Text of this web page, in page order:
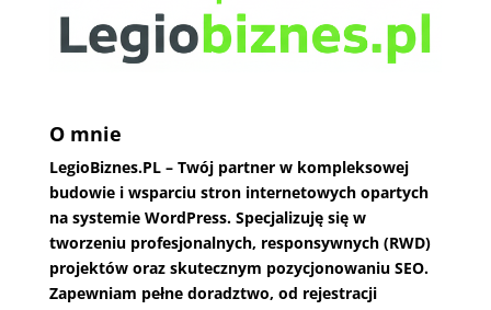
O mnie
LegioBiznes.PL– Twój partner w kompleksowej
budowie i wsparciu stron internetowych opartych
na systemie WordPress. Specjalizuję się w
tworzeniu profesjonalnych, responsywnych (RWD)
projektów oraz skutecznym pozycjonowaniu SEO.
Zapewniam pełne doradztwo, od rejestracji